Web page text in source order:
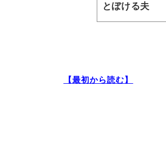
とぼける夫
【最初から読む】